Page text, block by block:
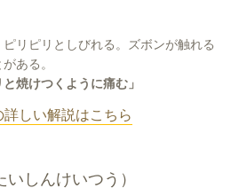
リピリとしびれる。ズボンが触れる
ある。
焼けつくように痛む」
しい解説はこちら
しんけいつう）